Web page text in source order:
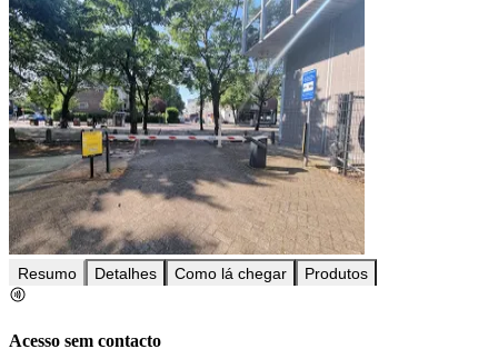
Resumo Detalhes Como lá chegar Produtos
Acesso sem contacto